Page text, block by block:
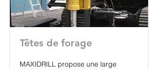
Têtes de forage
MAXIDRILL propose une large